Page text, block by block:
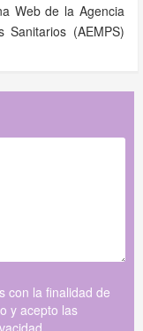
Web de la Agencia
Sanitarios (AEMPS)
con la finalidad de
y acepto las